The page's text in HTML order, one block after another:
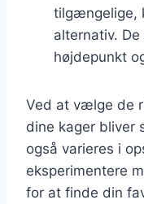
tilgængelige,
alternativ.
højdepunkt
Ved at vælge de
dine kager bliver
også varieres i
eksperimentere
for at finde din